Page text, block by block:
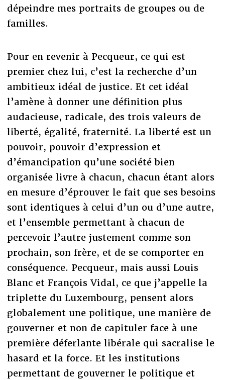
dépeindre mes portraits de groupes ou de
familles.
Pour en revenir à Pecqueur, ce qui est
premier chez lui, c’est la recherche d’un
ambitieux idéal de justice. Et cet idéal
l’amène à donner une définition plus
audacieuse, radicale, des trois valeurs de
liberté, égalité, fraternité. La liberté est un
pouvoir, pouvoir d’expression et
d’émancipation qu’une société bien
organisée livre à chacun, chacun étant alors
en mesure d’éprouver le fait que ses besoins
sont identiques à celui d’un ou d’une autre,
et l’ensemble permettant à chacun de
percevoir l’autre justement comme son
prochain, son frère, et de se comporter en
conséquence. Pecqueur, mais aussi Louis
Blanc et François Vidal, ce que j’appelle la
triplette du Luxembourg, pensent alors
globalement une politique, une manière de
gouverner et non de capituler face à une
première déferlante libérale qui sacralise le
hasard et la force. Et les institutions
permettant de gouverner le politique et